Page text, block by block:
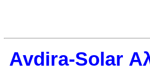
Avdira-Solar